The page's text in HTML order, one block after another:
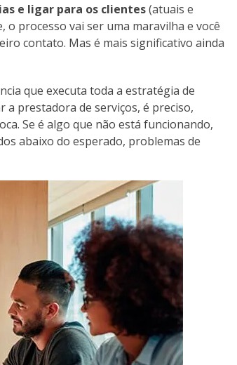
e ligar para os clientes(atuais e
o processo vai ser uma maravilha e você
contato. Mas é mais significativo ainda
que executa toda a estratégia de
prestadora de serviços, é preciso,
Se é algo que não está funcionando,
abaixo do esperado, problemas de